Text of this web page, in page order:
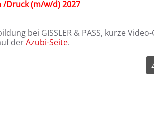
Druck (m/w/d) 2027
bei GISSLER & PASS, kurze
derAzubi-Seite.